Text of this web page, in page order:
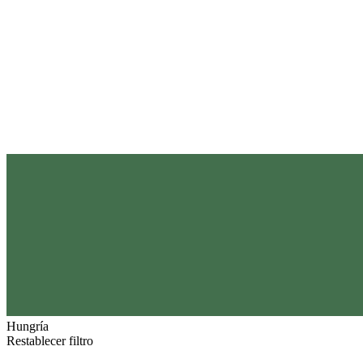
Hungría
Restablecer filtro